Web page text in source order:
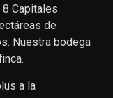
8 Capitales
de
Nuestra bodega
a la